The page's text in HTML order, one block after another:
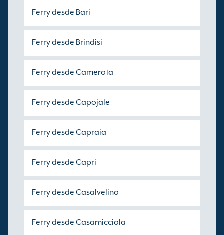
Ferry desde Bari
Ferry desde Brindisi
Ferry desde Camerota
Ferry desde Capojale
Ferry desde Capraia
Ferry desde Capri
Ferry desde Casalvelino
Ferry desde Casamicciola